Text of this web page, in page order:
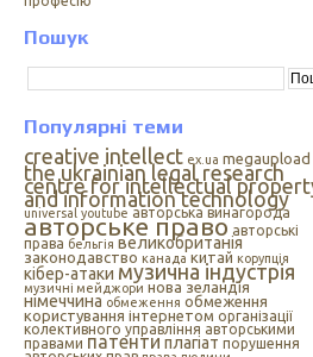
Пошук
Популярні теми
creative intellect ex.ua megaupload
the ukrainian legal research
centre for intellectual
and information technology
universal youtube авторська винагорода
авторське право авторські
права бельгія великобританія
законодавство канада китай корупція
кібер-атаки музична індустрія
музичні мейджори нова зеландія
німеччина обмеження обмеження
користування інтернетом організації
колективного управління авторськими
правами патентиплагіат порушення